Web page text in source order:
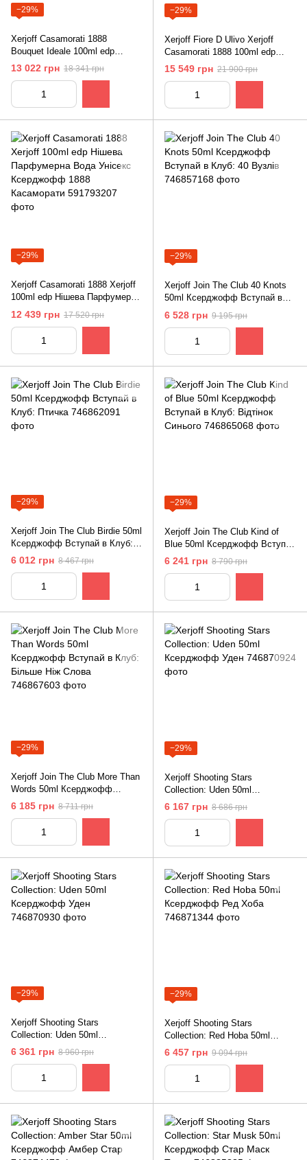
−29%
Xerjoff Casamorati 1888
Bouquet Ideale 100ml edp
Нішеві Жіночі Парфуми
Ксерджофф Касаморати Букет
13 022 грн 18 341 грн
−29%
Xerjoff Fiore D Ulivo Xerjoff
Casamorati 1888 100ml edp
Нішеві Ж
15 549 грн 21 900 грн
−29%
Xerjoff Casamorati 1888 Xerjoff
100ml edp Нішева Парфумерна
Вода Унісекс Ксерджофф 1888
Касаморати
12 439 грн 17 520 грн
−29%
Xerjoff Join The Club 40 Knots
50ml Ксерджофф Вступай в
Клуб: 40 Вузлів
6 528 грн 9 195 грн
−29%
Xerjoff Join The Club Birdie 50ml
Ксерджофф Вступай в Клуб:
Птичка
6 012 грн 8 467 грн
−29%
Xerjoff Join The Club Kind of
Blue 50ml Ксерджофф Вступай
в Клуб: Відтінок Синього
6 241 грн 8 790 грн
−29%
Xerjoff Join The Club More Than
Words 50ml Ксерджофф
Вступай в Клуб: Більше Ніж
6 185 грн 8 711 грн
−29%
Xerjoff Shooting Stars
Collection: Uden 50ml
Ксерджофф Уден
6 167 грн 8 686 грн
−29%
Xerjoff Shooting Stars
Collection: Uden 50ml
Ксерджофф Уден
6 361 грн 8 960 грн
−29%
Xerjoff Shooting Stars
Collection: Red Hoba 50ml
Ксерджофф Ред Хоба
6 457 грн 9 094 грн